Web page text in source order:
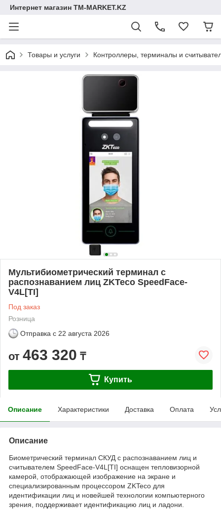
Интернет магазин TM-MARKET.KZ
Товары и услуги Контроллеры, терминалы и
Мультибиометрический терминал с
распознаванием лиц ZKTeco SpeedFace-
V4L[TI]
Под заказ
Розница
Отправка с 22 августа 2026
от 463 320 ₸
Купить
Описание Характеристики Доставка Оплата
Описание
Биометрический терминал СКУД с распознаванием лиц и
считывателем SpeedFace-V4L[TI] оснащен тепловизорной
камерой, отображающей изображение на экране и
специализированным процессором ZKTeco для
идентификации лиц и новейшей технологии компьютерного
зрения, поддерживает идентификацию лиц и ладони.